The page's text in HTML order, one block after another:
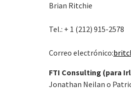
Brian Ritchie
Tel.: + 1 (212) 915-2578
Correo electrónico:
FTI Consulting (para
Jonathan Neilan o